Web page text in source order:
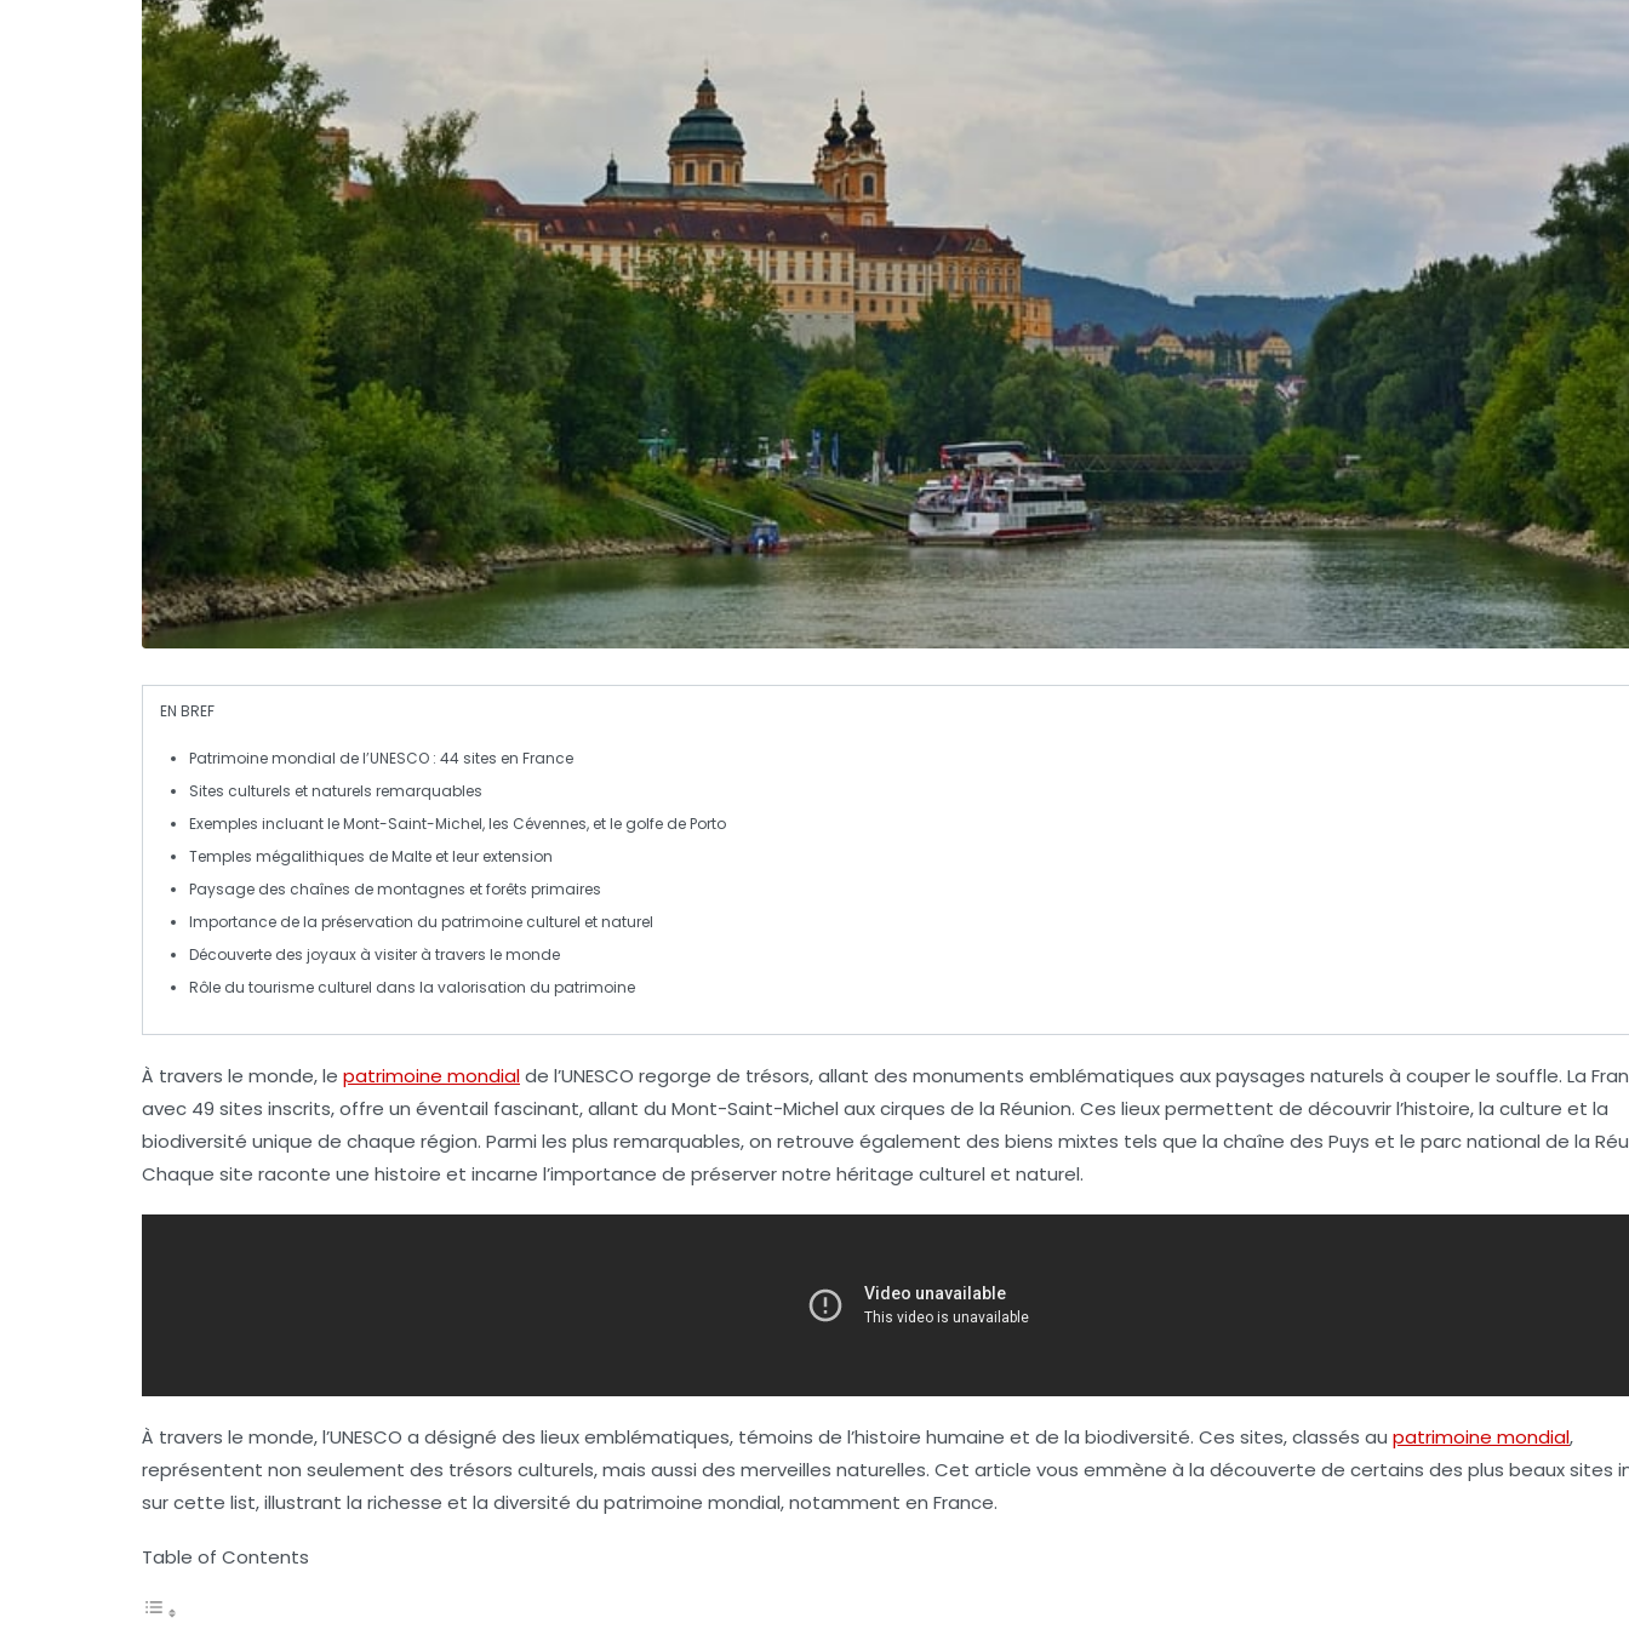
EN BREF
Patrimoine mondial de l’UNESCO : 44 sites en France
Sites culturels etnaturels remarquables
Exemples incluant leMont-Saint-Michel, les Cévennes, et le golfe de Porto
Temples mégalithiques de Malte et leur extension
Paysage des chaînes de montagnes etforêts primaires
Importance de la préservation du patrimoine culturel et naturel
Découverte des joyaux à visiter à travers le monde
Rôle du tourisme culturel dans la valorisation du patrimoine
À travers le monde, le patrimoine mondialde l’UNESCO regorge de trésors, allant des monuments emblématiques aux paysages naturels à couper le souffle. La
avec 49 sites inscrits, offre un éventail fascinant, allant du Mont-Saint-Michel auxcirques de la Réunion. Ces lieux permettent de découvrir l’histoire, la culture et la
biodiversité unique de chaque région. Parmi les plus remarquables, on retrouve également des biens mixtes tels que la chaîne des Puys et le parc national de la
Chaque site raconte une histoire et incarne l’importance de préserver notre héritage culturel et naturel.
À travers le monde, l’UNESCO a désigné des lieux emblématiques, témoins de l’histoire humaine et de la biodiversité. Ces sites, classés au patrimoine mondial,
représentent non seulement des trésors culturels, mais aussi des merveilles naturelles. Cet article vous emmène à la découverte de certains des plus beaux sites
sur cette list, illustrant la richesse et la diversité du patrimoine mondial, notamment en France.
Table of Contents